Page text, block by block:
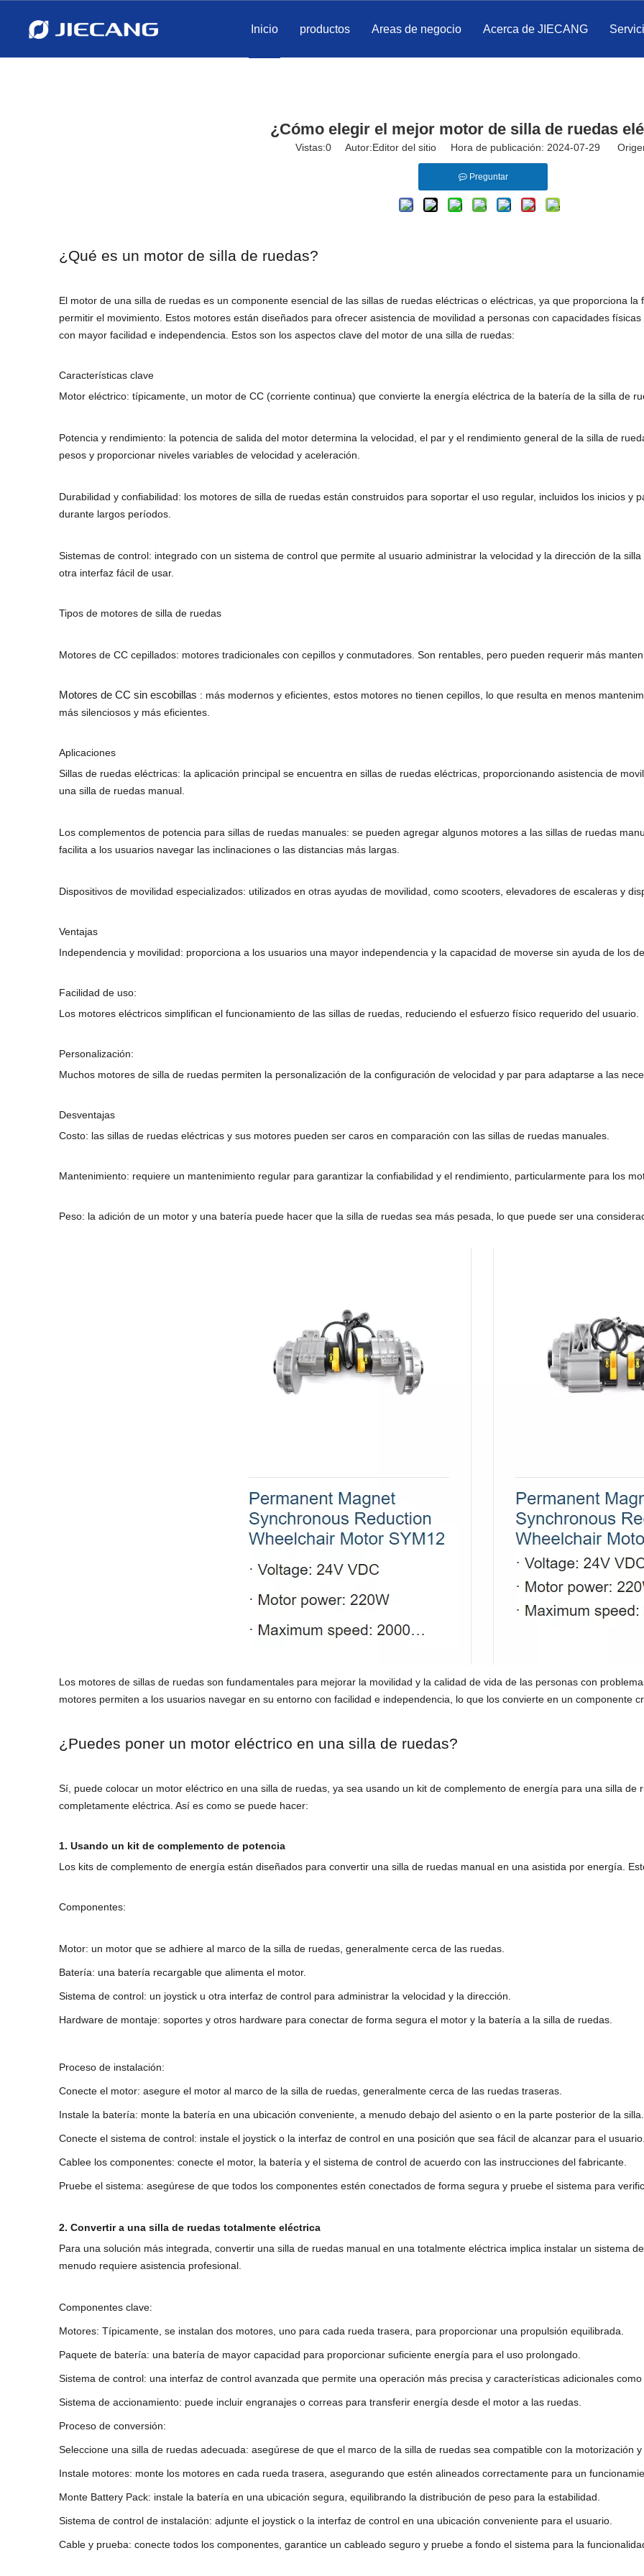
Inicio productos Areas de negocio Acerca de JIECANG
¿Cómo elegir el mejor motor de silla de ruedas
Vistas:0Autor:Editor del sitio Hora de publicación: 2024-07-29
Preguntar
¿Qué es un motor de silla de ruedas?
El motor de una silla de ruedas es un componente esencial de las sillas de ruedas eléctricas o eléctricas, ya que proporciona
permitir el movimiento. Estos motores están diseñados para ofrecer asistencia de movilidad a personas con capacidades
con mayor facilidad e independencia. Estos son los aspectos clave del motor de una silla de ruedas:
Características clave
Motor eléctrico: típicamente, un motor de CC (corriente continua) que convierte la energía eléctrica de la batería de la silla de
Potencia y rendimiento: la potencia de salida del motor determina la velocidad, el par y el rendimiento general de la silla de
pesos y proporcionar niveles variables de velocidad y aceleración.
Durabilidad y confiabilidad: los motores de silla de ruedas están construidos para soportar el uso regular, incluidos los inicios y
durante largos períodos.
Sistemas de control: integrado con un sistema de control que permite al usuario administrar la velocidad y la dirección de la
otra interfaz fácil de usar.
Tipos de motores de silla de ruedas
Motores de CC cepillados: motores tradicionales con cepillos y conmutadores. Son rentables, pero pueden requerir más
Motores de CC sin escobillas : más modernos y eficientes, estos motores no tienen cepillos, lo que resulta en menos
más silenciosos y más eficientes.
Aplicaciones
Sillas de ruedas eléctricas: la aplicación principal se encuentra en sillas de ruedas eléctricas, proporcionando asistencia de
una silla de ruedas manual.
Los complementos de potencia para sillas de ruedas manuales: se pueden agregar algunos motores a las sillas de ruedas
facilita a los usuarios navegar las inclinaciones o las distancias más largas.
Dispositivos de movilidad especializados: utilizados en otras ayudas de movilidad, como scooters, elevadores de escaleras y
Ventajas
Independencia y movilidad: proporciona a los usuarios una mayor independencia y la capacidad de moverse sin ayuda de los
Facilidad de uso:
Los motores eléctricos simplifican el funcionamiento de las sillas de ruedas, reduciendo el esfuerzo físico requerido del usuario.
Personalización:
Muchos motores de silla de ruedas permiten la personalización de la configuración de velocidad y par para adaptarse a las
Desventajas
Costo: las sillas de ruedas eléctricas y sus motores pueden ser caros en comparación con las sillas de ruedas manuales.
Mantenimiento: requiere un mantenimiento regular para garantizar la confiabilidad y el rendimiento, particularmente para los
Peso: la adición de un motor y una batería puede hacer que la silla de ruedas sea más pesada, lo que puede ser una
Los motores de sillas de ruedas son fundamentales para mejorar la movilidad y la calidad de vida de las personas con
motores permiten a los usuarios navegar en su entorno con facilidad e independencia, lo que los convierte en un componente
¿Puedes poner un motor eléctrico en una silla de ruedas?
Sí, puede colocar un motor eléctrico en una silla de ruedas, ya sea usando un kit de complemento de energía para una silla de
completamente eléctrica. Así es como se puede hacer:
1. Usando un kit de complemento de potencia
Los kits de complemento de energía están diseñados para convertir una silla de ruedas manual en una asistida por energía.
Componentes:
Motor: un motor que se adhiere al marco de la silla de ruedas, generalmente cerca de las ruedas.
Batería: una batería recargable que alimenta el motor.
Sistema de control: un joystick u otra interfaz de control para administrar la velocidad y la dirección.
Hardware de montaje: soportes y otros hardware para conectar de forma segura el motor y la batería a la silla de ruedas.
Proceso de instalación:
Conecte el motor: asegure el motor al marco de la silla de ruedas, generalmente cerca de las ruedas traseras.
Instale la batería: monte la batería en una ubicación conveniente, a menudo debajo del asiento o en la parte posterior de la silla.
Conecte el sistema de control: instale el joystick o la interfaz de control en una posición que sea fácil de alcanzar para el usuario.
Cablee los componentes: conecte el motor, la batería y el sistema de control de acuerdo con las instrucciones del fabricante.
Pruebe el sistema: asegúrese de que todos los componentes estén conectados de forma segura y pruebe el sistema para
2. Convertir a una silla de ruedas totalmente eléctrica
Para una solución más integrada, convertir una silla de ruedas manual en una totalmente eléctrica implica instalar un sistema
menudo requiere asistencia profesional.
Componentes clave:
Motores: Típicamente, se instalan dos motores, uno para cada rueda trasera, para proporcionar una propulsión equilibrada.
Paquete de batería: una batería de mayor capacidad para proporcionar suficiente energía para el uso prolongado.
Sistema de control: una interfaz de control avanzada que permite una operación más precisa y características adicionales
Sistema de accionamiento: puede incluir engranajes o correas para transferir energía desde el motor a las ruedas.
Proceso de conversión:
Seleccione una silla de ruedas adecuada: asegúrese de que el marco de la silla de ruedas sea compatible con la motorización
Instale motores: monte los motores en cada rueda trasera, asegurando que estén alineados correctamente para un
Monte Battery Pack: instale la batería en una ubicación segura, equilibrando la distribución de peso para la estabilidad.
Sistema de control de instalación: adjunte el joystick o la interfaz de control en una ubicación conveniente para el usuario.
Cable y prueba: conecte todos los componentes, garantice un cableado seguro y pruebe a fondo el sistema para la